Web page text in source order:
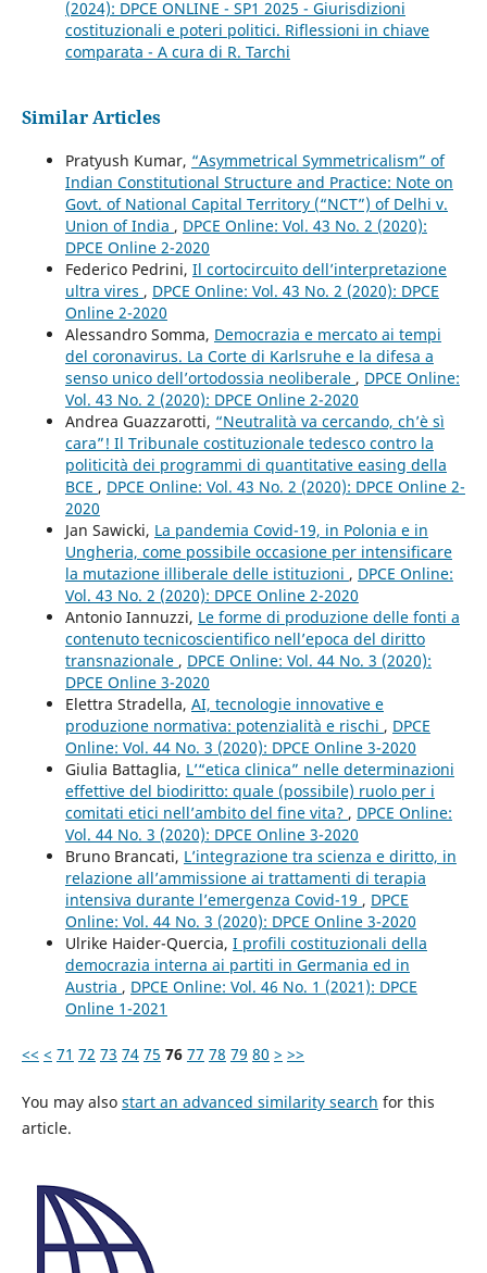
(2024): DPCE ONLINE - SP1 2025 - Giurisdizioni
costituzionali e poteri politici. Riflessioni in chiave
comparata - A cura di R. Tarchi
Similar Articles
Pratyush Kumar, “Asymmetrical Symmetricalism” of
Indian Constitutional Structure and Practice: Note on
Govt. of National Capital Territory (“NCT”) of Delhi v.
Union of India , DPCE Online: Vol. 43 No. 2 (2020):
DPCE Online 2-2020
Federico Pedrini, Il cortocircuito dell’interpretazione
ultra vires , DPCE Online: Vol. 43 No. 2 (2020): DPCE
Online 2-2020
Alessandro Somma, Democrazia e mercato ai tempi
del coronavirus. La Corte di Karlsruhe e la difesa a
senso unico dell’ortodossia neoliberale , DPCE Online:
Vol. 43 No. 2 (2020): DPCE Online 2-2020
Andrea Guazzarotti, “Neutralità va cercando, ch’è sì
cara”! Il Tribunale costituzionale tedesco contro la
politicità dei programmi di quantitative easing della
BCE , DPCE Online: Vol. 43 No. 2 (2020): DPCE Online 2-
2020
Jan Sawicki, La pandemia Covid-19, in Polonia e in
Ungheria, come possibile occasione per intensificare
la mutazione illiberale delle istituzioni , DPCE Online:
Vol. 43 No. 2 (2020): DPCE Online 2-2020
Antonio Iannuzzi, Le forme di produzione delle fonti a
contenuto tecnicoscientifico nell’epoca del diritto
transnazionale , DPCE Online: Vol. 44 No. 3 (2020):
DPCE Online 3-2020
Elettra Stradella, AI, tecnologie innovative e
produzione normativa: potenzialità e rischi , DPCE
Online: Vol. 44 No. 3 (2020): DPCE Online 3-2020
Giulia Battaglia, L’“etica clinica” nelle determinazioni
effettive del biodiritto: quale (possibile) ruolo per i
comitati etici nell’ambito del fine vita? , DPCE Online:
Vol. 44 No. 3 (2020): DPCE Online 3-2020
Bruno Brancati, L’integrazione tra scienza e diritto, in
relazione all’ammissione ai trattamenti di terapia
intensiva durante l’emergenza Covid-19 , DPCE
Online: Vol. 44 No. 3 (2020): DPCE Online 3-2020
Ulrike Haider-Quercia, I profili costituzionali della
democrazia interna ai partiti in Germania ed in
Austria , DPCE Online: Vol. 46 No. 1 (2021): DPCE
Online 1-2021
<< < 71 72 73 74 75 76 77 78 79 80 > >>
You may also start an advanced similarity search for this
article.